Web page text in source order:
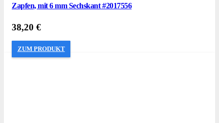
Zapfen, mit 6 mm Sechskant #2017556
38,20 €
ZUM PRODUKT